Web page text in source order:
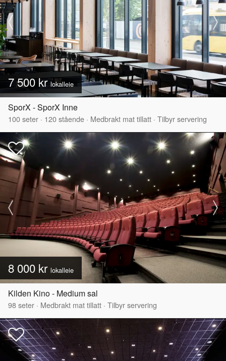
7 500 krlokalleie
SporX - SporX Inne
100seter · 120stående · Medbrakt mat tillatt · Tilbyr servering
8 000 kr lokalleie
Kilden Kino - Medium sal
98seter · Medbrakt mat tillatt · Tilbyr servering